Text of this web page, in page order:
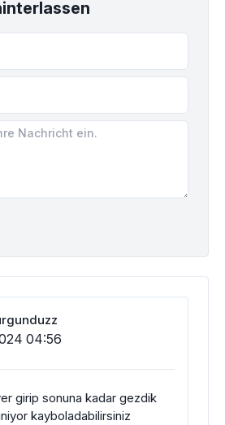
04:56
girip sonuna kadar gezdik
kayboladabilirsiniz